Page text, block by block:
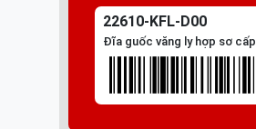
Tài khoản
22610-KFL-D00
Đĩa guốc văng ly hợp sơ cấp